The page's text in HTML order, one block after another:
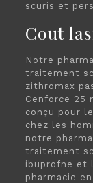
scuris et
Cout
Notre
traitement
zithromax
Cenforce 25
conçu pour
chez les
notre
traitement
ibuprofne et
pharmacie